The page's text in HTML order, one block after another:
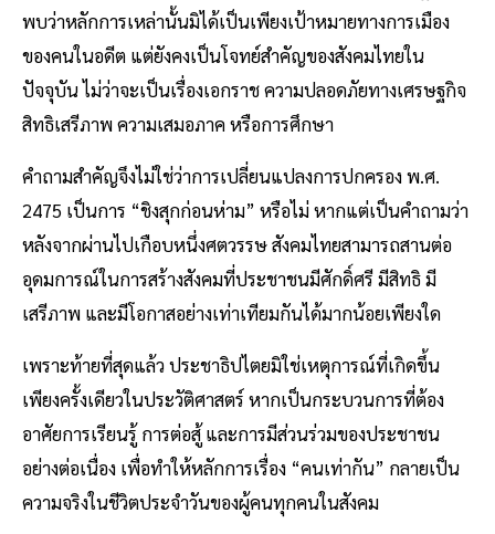
พบว่าหลักการเหล่านั้นมิได้เป็นเพียงเป้าหมายทางการเมือง
ของคนในอดีต แต่ยังคงเป็นโจทย์สำคัญของสังคมไทยใน
ปัจจุบัน ไม่ว่าจะเป็นเรื่องเอกราช ความปลอดภัยทางเศรษฐกิจ
สิทธิเสรีภาพ ความเสมอภาค หรือการศึกษา
คำถามสำคัญจึงไม่ใช่ว่าการเปลี่ยนแปลงการปกครอง พ.ศ.
2475 เป็นการ “ชิงสุกก่อนห่าม” หรือไม่ หากแต่เป็นคำถามว่า
หลังจากผ่านไปเกือบหนึ่งศตวรรษ สังคมไทยสามารถสานต่อ
อุดมการณ์ในการสร้างสังคมที่ประชาชนมีศักดิ์ศรี มีสิทธิ มี
เสรีภาพ และมีโอกาสอย่างเท่าเทียมกันได้มากน้อยเพียงใด
เพราะท้ายที่สุดแล้ว ประชาธิปไตยมิใช่เหตุการณ์ที่เกิดขึ้น
เพียงครั้งเดียวในประวัติศาสตร์ หากเป็นกระบวนการที่ต้อง
อาศัยการเรียนรู้ การต่อสู้ และการมีส่วนร่วมของประชาชน
อย่างต่อเนื่อง เพื่อทำให้หลักการเรื่อง “คนเท่ากัน” กลายเป็น
ความจริงในชีวิตประจำวันของผู้คนทุกคนในสังคม